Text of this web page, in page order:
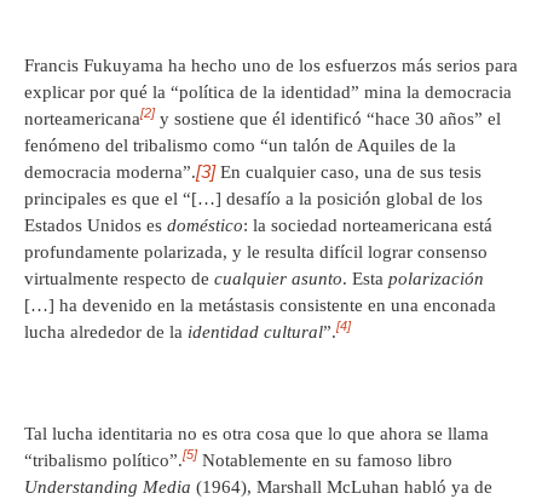
Francis Fukuyama ha hecho uno de los esfuerzos más serios para
explicar por qué la “política de la identidad” mina la democracia
norteamericana[2] y sostiene que él identificó “hace 30 años” el
fenómeno del tribalismo como “un talón de Aquiles de la
democracia moderna”.[3]En cualquier caso, una de sus tesis
principales es que el “[…] desafío a la posición global de los
Estados Unidos es doméstico: la sociedad norteamericana está
profundamente polarizada, y le resulta difícil lograr consenso
virtualmente respecto de cualquier asunto. Esta polarización
[…] ha devenido en la metástasis consistente en una enconada
lucha alrededor de la identidad cultural”.[4]
Tal lucha identitaria no es otra cosa que lo que ahora se llama
“tribalismo político”.[5] Notablemente en su famoso libro
Understanding Media (1964), Marshall McLuhan habló ya de